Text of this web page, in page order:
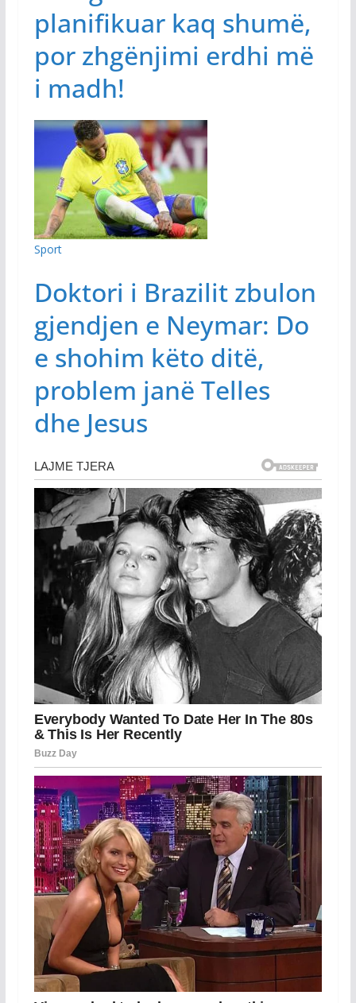
planifikuar kaq shumë,
por zhgënjimi erdhi më
i madh!
Sport
Doktori i Brazilit zbulon
gjendjen e Neymar: Do
e shohim këto ditë,
problem janë Telles
dhe Jesus